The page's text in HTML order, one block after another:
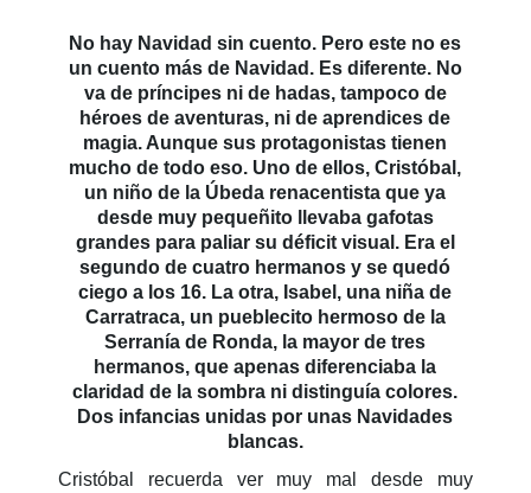
No hay Navidad sin cuento. Pero este no es
un cuento más de Navidad. Es diferente. No
va de príncipes ni de hadas, tampoco de
héroes de aventuras, ni de aprendices de
magia. Aunque sus protagonistas tienen
mucho de todo eso. Uno de ellos, Cristóbal,
un niño de la Úbeda renacentista que ya
desde muy pequeñito llevaba gafotas
grandes para paliar su déficit visual. Era el
segundo de cuatro hermanos y se quedó
ciego a los 16. La otra, Isabel, una niña de
Carratraca, un pueblecito hermoso de la
Serranía de Ronda, la mayor de tres
hermanos, que apenas diferenciaba la
claridad de la sombra ni distinguía colores.
Dos infancias unidas por unas Navidades
blancas.
Cristóbal recuerda ver muy mal desde muy